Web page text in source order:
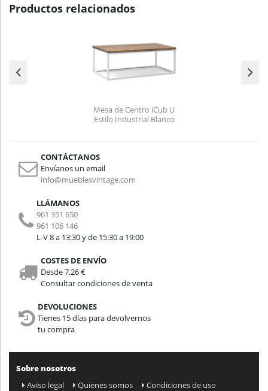
Productos relacionados
Mesa de Centro iCub U
Estilo Industrial Blanco
CONTÁCTANOS
Envíanos un email
info@mueblesvintage.com
LLÁMANOS
961 351 650
961 106 146
L-V 8 a 13:30 y de 15:30 a 19:00
COSTES DE ENVÍO
Desde 7,26 €
Consultar condiciones de venta
DEVOLUCIONES
Tienes 15 días para devolvernos
tu compra
Sobre nosotros
Aviso legal
Quienes somos
Condiciones de uso